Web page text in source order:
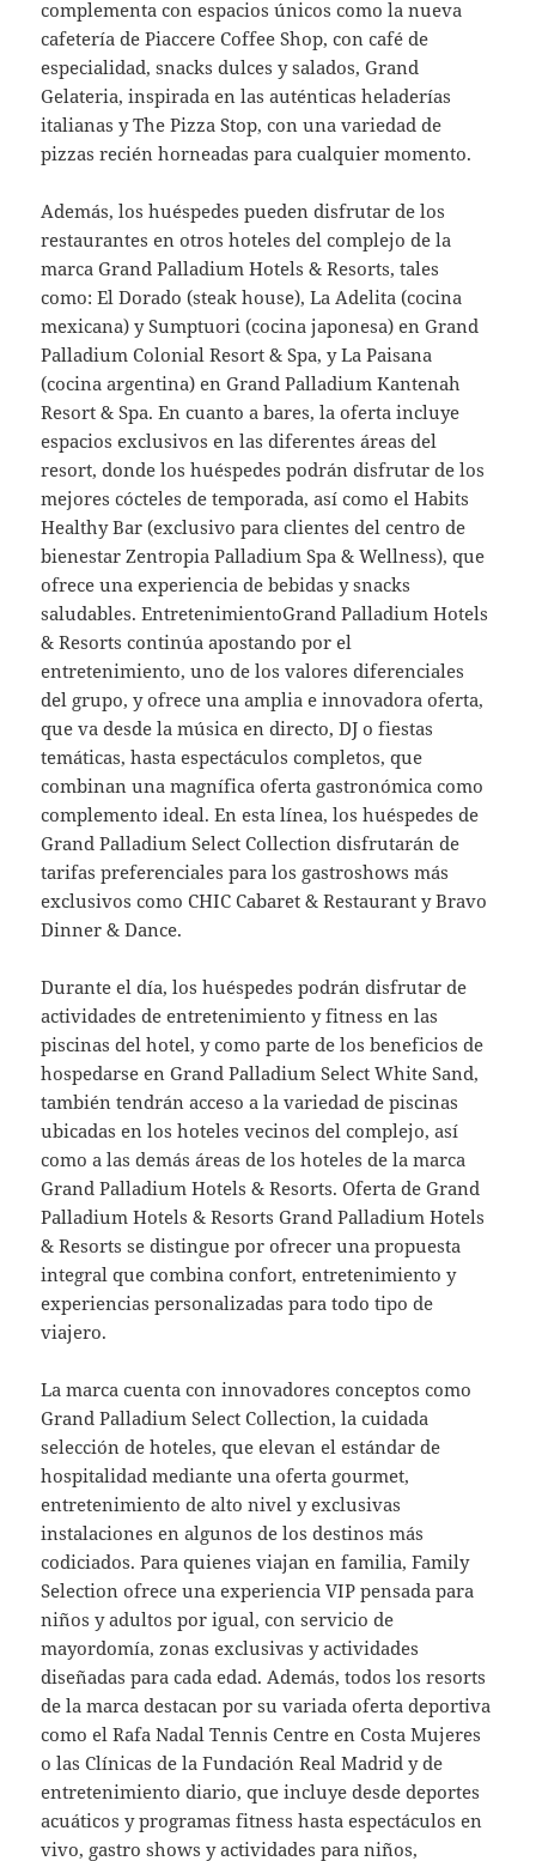
complementa con espacios únicos como la nueva
cafetería de Piaccere Coffee Shop, con café de
especialidad, snacks dulces y salados, Grand
Gelateria, inspirada en las auténticas heladerías
italianas y The Pizza Stop, con una variedad de
pizzas recién horneadas para cualquier momento.
Además, los huéspedes pueden disfrutar de los
restaurantes en otros hoteles del complejo de la
marca Grand Palladium Hotels & Resorts, tales
como: El Dorado (steak house), La Adelita (cocina
mexicana) y Sumptuori (cocina japonesa) en Grand
Palladium Colonial Resort & Spa, y La Paisana
(cocina argentina) en Grand Palladium Kantenah
Resort & Spa. En cuanto a bares, la oferta incluye
espacios exclusivos en las diferentes áreas del
resort, donde los huéspedes podrán disfrutar de los
mejores cócteles de temporada, así como el Habits
Healthy Bar (exclusivo para clientes del centro de
bienestar Zentropia Palladium Spa & Wellness), que
ofrece una experiencia de bebidas y snacks
saludables. EntretenimientoGrand Palladium Hotels
& Resorts continúa apostando por el
entretenimiento, uno de los valores diferenciales
del grupo, y ofrece una amplia e innovadora oferta,
que va desde la música en directo, DJ o fiestas
temáticas, hasta espectáculos completos, que
combinan una magnífica oferta gastronómica como
complemento ideal. En esta línea, los huéspedes de
Grand Palladium Select Collection disfrutarán de
tarifas preferenciales para los gastroshows más
exclusivos como CHIC Cabaret & Restaurant y Bravo
Dinner & Dance.
Durante el día, los huéspedes podrán disfrutar de
actividades de entretenimiento y fitness en las
piscinas del hotel, y como parte de los beneficios de
hospedarse en Grand Palladium Select White Sand,
también tendrán acceso a la variedad de piscinas
ubicadas en los hoteles vecinos del complejo, así
como a las demás áreas de los hoteles de la marca
Grand Palladium Hotels & Resorts. Oferta de Grand
Palladium Hotels & Resorts Grand Palladium Hotels
& Resorts se distingue por ofrecer una propuesta
integral que combina confort, entretenimiento y
experiencias personalizadas para todo tipo de
viajero.
La marca cuenta con innovadores conceptos como
Grand Palladium Select Collection, la cuidada
selección de hoteles, que elevan el estándar de
hospitalidad mediante una oferta gourmet,
entretenimiento de alto nivel y exclusivas
instalaciones en algunos de los destinos más
codiciados. Para quienes viajan en familia, Family
Selection ofrece una experiencia VIP pensada para
niños y adultos por igual, con servicio de
mayordomía, zonas exclusivas y actividades
diseñadas para cada edad. Además, todos los resorts
de la marca destacan por su variada oferta deportiva
como el Rafa Nadal Tennis Centre en Costa Mujeres
o las Clínicas de la Fundación Real Madrid y de
entretenimiento diario, que incluye desde deportes
acuáticos y programas fitness hasta espectáculos en
vivo, gastro shows y actividades para niños,